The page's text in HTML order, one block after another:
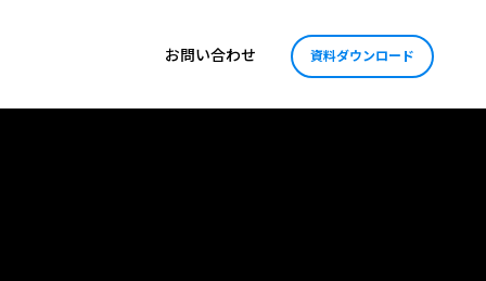
お問い合わせ 資料ダウンロード